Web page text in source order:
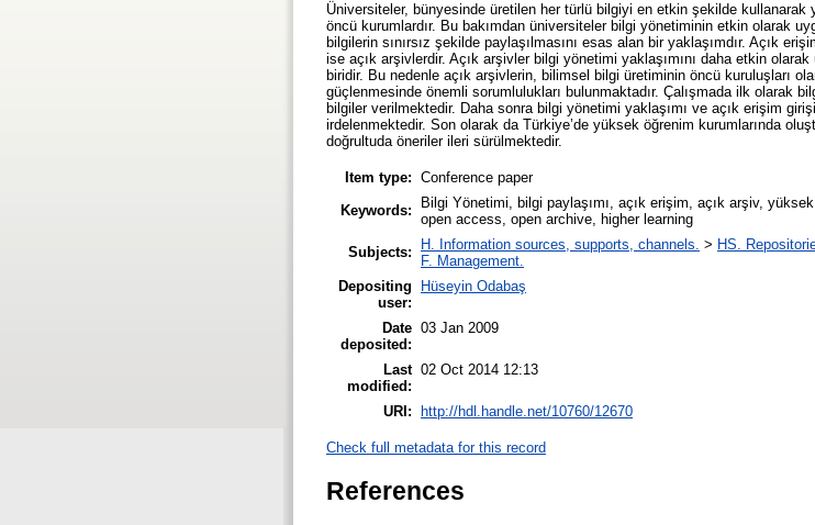
Üniversiteler, bünyesinde üretilen her türlü bilgiyi en etkin şekilde kullanarak
öncü kurumlardır. Bu bakımdan üniversiteler bilgi yönetiminin etkin olarak
bilgilerin sınırsız şekilde paylaşılmasını esas alan bir yaklaşımdır. Açık
ise açık arşivlerdir. Açık arşivler bilgi yönetimi yaklaşımını daha etkin
biridir. Bu nedenle açık arşivlerin, bilimsel bilgi üretiminin öncü kuruluşları
güçlenmesinde önemli sorumlulukları bulunmaktadır. Çalışmada ilk olarak
bilgiler verilmektedir. Daha sonra bilgi yönetimi yaklaşımı ve açık erişim
irdelenmektedir. Son olarak da Türkiye’de yüksek öğrenim kurumlarında
doğrultuda öneriler ileri sürülmektedir.
Item type: Conference paper
Keywords:
Bilgi Yönetimi, bilgi paylaşımı, açık erişim, açık arşiv,
open access, open archive, higher learning
Subjects:
H. Information sources, supports, channels. > HS.
F. Management.
Depositing
user:
Hüseyin Odabaş
Date
deposited:
03 Jan 2009
Last
modified:
02 Oct 2014 12:13
URI: http://hdl.handle.net/10760/12670
Check full metadata for this record
References